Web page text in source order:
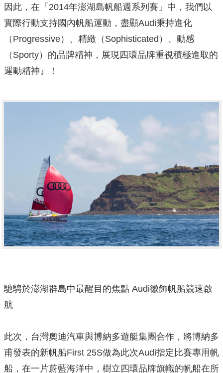
因此，在「2014年澎湖島帆船週系列賽」中，我們以
實際行動支持國內帆船運動，盡顯Audi秉持進化
（Progressive）、精緻（Sophisticated）、動感
（Sporty）的品牌精神，展現四環品牌重視積極進取的
運動精神』！
馳騁於澎湖群島中最醒目的焦點 Audi徽飾帆船競速啟
航
此次，台灣奧迪汽車與博納多遊艇集團合作，將博納多
甫發表的新帆船First 25S做為此次Audi指定比賽專用帆
船，在一片蔚藍海洋中，樹立四環品牌旗幟的帆船在所